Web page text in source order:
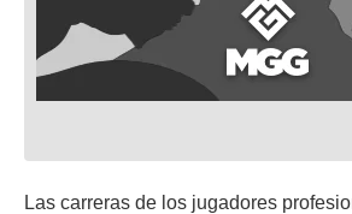
Las carreras de los jugadores